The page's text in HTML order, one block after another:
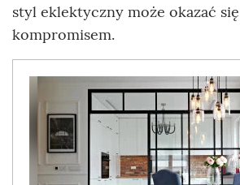
styl eklektyczny może okazać
kompromisem.